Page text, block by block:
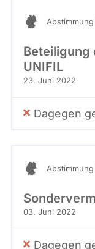
Beteiligung
UNIFIL
23. Juni 2022
Dagegen
03. Juni 2022
Dagegen